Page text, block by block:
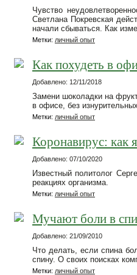
Чувство
Светлана Покревская
начали сбываться. Как
Метки: личный опыт
Как похудеть в
Добавлено: 12/11/2018
Замени шоколадки на
в офисе, без
Метки: личный опыт
Коронавирус: как
Добавлено: 07/10/2020
Известный политолог
реакциях организма.
Метки: личный опыт
Мучают боли в
Добавлено: 21/09/2010
Что делать, если спина
спину. О своих поисках
Метки: личный опыт